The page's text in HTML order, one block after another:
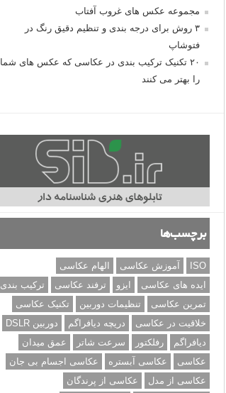
مجموعه عکس های غروب آفتاب
۳ روش برای درجه بندی و تنظیم دقیق رنگ در
فتوشاپ
۲۰ تکنیک ترکیب بندی در عکاسی که عکس های شما
را بهتر می کنند
برچسب‌ها
ISO آموزش عکاسی
الهام عکاسی
ایده های عکاسی
ایزو ترفند عکاسی
ترکیب بندی
تمرین عکاسی
تنظیمات دوربین
تکنیک عکاسی
خلاقیت در عکاسی
دریچه دیافراگم
دوربین DSLR
دیافراگم
رفلکتور سرعت شاتر
عمق میدان
عکاسی
عکاسی آبستره
عکاسی اجسام بی جان
عکاسی از مدل
عکاسی از پرندگان